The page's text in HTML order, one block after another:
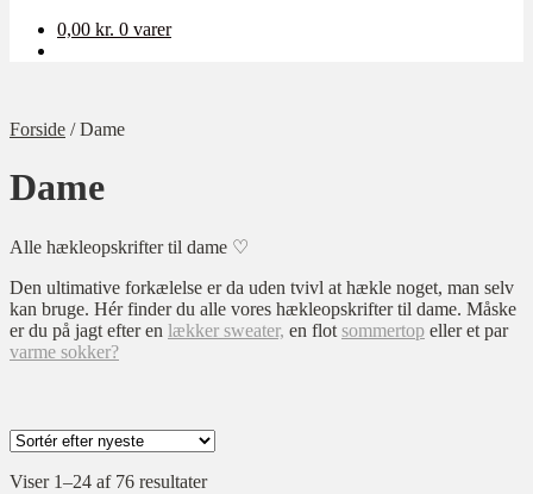
0,00 kr. 0 varer
Forside /Dame
Dame
Alle hækleopskrifter til dame ♡
Den ultimative forkælelse er da uden tvivl at hækle noget, man selv
kan bruge. Hér finder du alle vores hækleopskrifter til dame. Måske
er du på jagt efter en lækker sweater, en flot sommertop eller et par
varme sokker?
Kategori
Viser 1–24 af 76 resultaterSorteret